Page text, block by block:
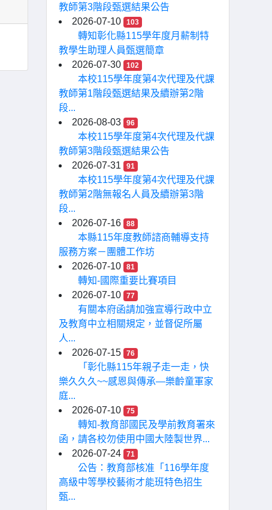
教師第3階段甄選結果公告
2026-07-10
103
轉知彰化縣115學年度月薪制特
教學生助理人員甄選簡章
2026-07-30
102
本校115學年度第4次代理及代課
教師第1階段甄選結果及續辦第2階
段...
2026-08-03
96
本校115學年度第4次代理及代課
教師第3階段甄選結果公告
2026-07-31
91
本校115學年度第4次代理及代課
教師第2階無報名人員及續辦第3階
段...
2026-07-16
88
本縣115年度教師諮商輔導支持
服務方案－團體工作坊
2026-07-10
81
轉知-國際重要比賽項目
2026-07-10
77
有關本府函請加強宣導行政中立
及教育中立相關規定，並督促所屬
人...
2026-07-15
76
「彰化縣115年親子走一走，快
樂久久久~~感恩與傳承—樂齡童軍家
庭...
2026-07-10
75
轉知-教育部國民及學前教育署來
函，請各校勿使用中國大陸製世界...
2026-07-24
71
公告：教育部核准「116學年度
高級中等學校藝術才能班特色招生
甄...